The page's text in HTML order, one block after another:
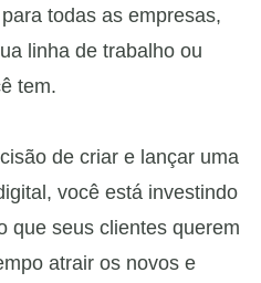
todas as empresas,
linha de trabalho ou
tem.
de criar e lançar uma
você está investindo
que seus clientes querem
atrair os novos e